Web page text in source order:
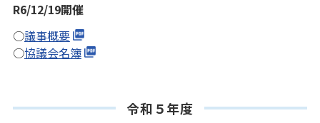
R6/12/19開催
○議事概要
○協議会名簿
令和５年度